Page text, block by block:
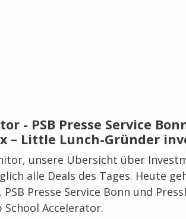
- PSB Presse Service
– Little Lunch-Gründer
unsere Übersicht über
alle Deals des Tages. Heute
Presse Service Bonn und
Accelerator.